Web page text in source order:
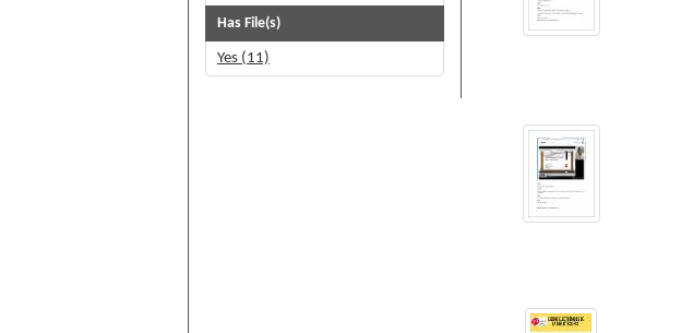
Has File(s)
Yes (11)